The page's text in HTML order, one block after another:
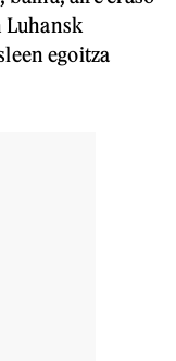
Luhansk
egoitza